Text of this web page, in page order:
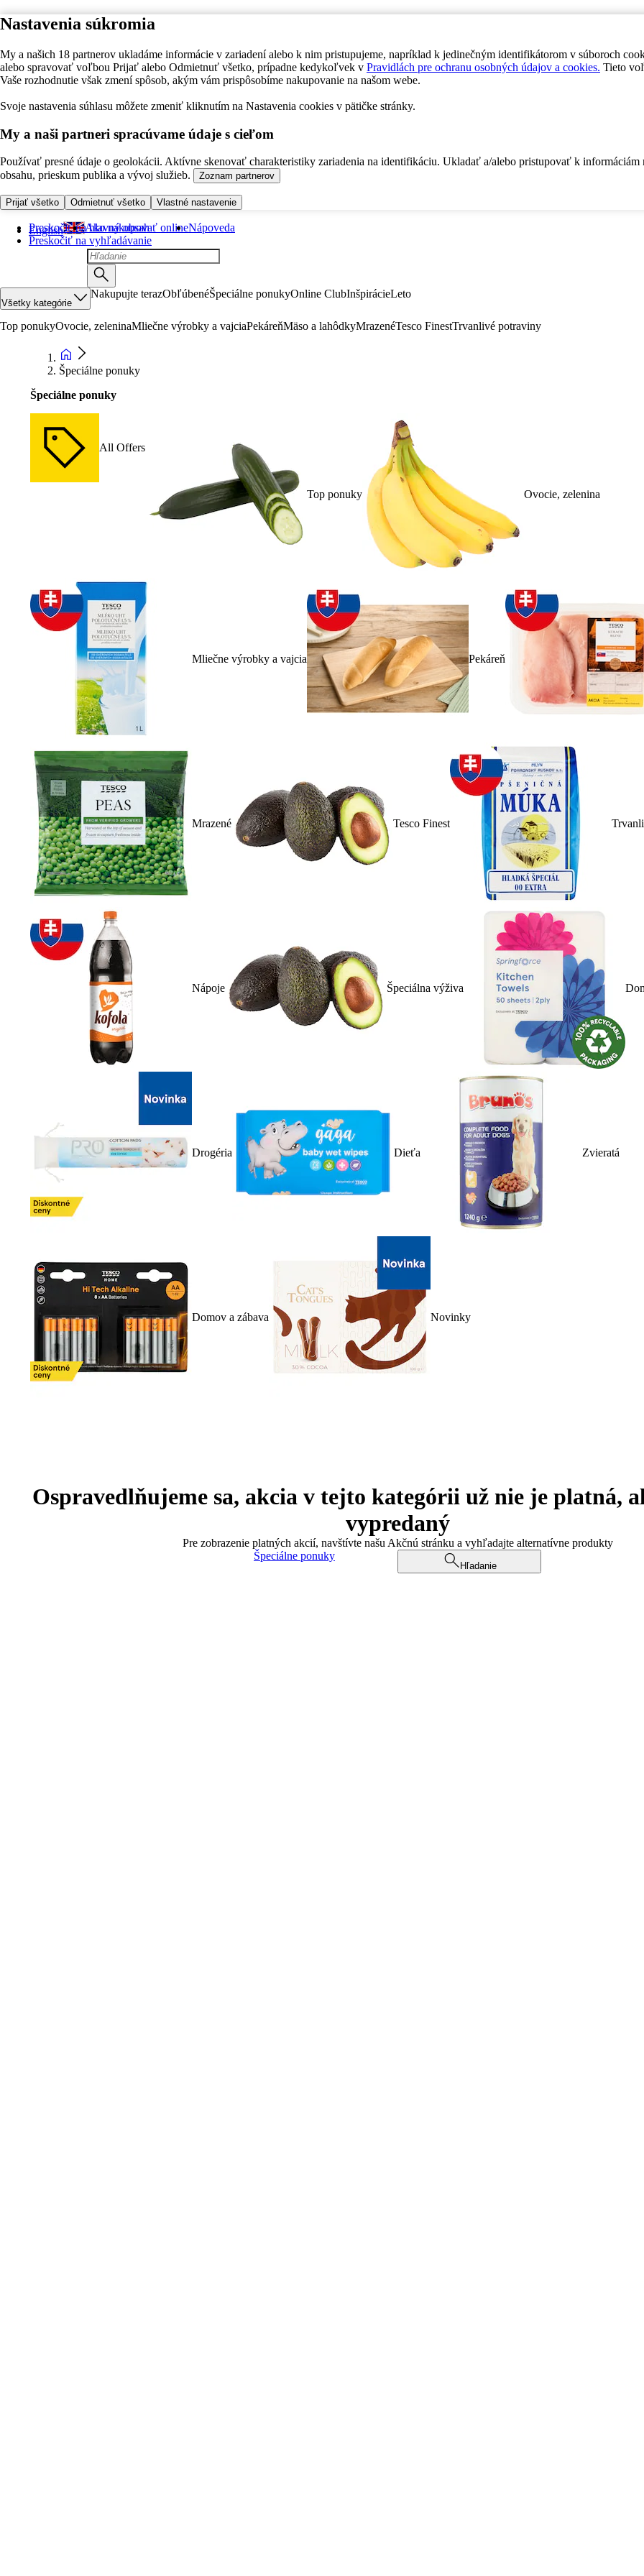
Nastavenia súkromia
My a našich 18 partnerov ukladáme informácie v zariadení alebo k nim pristupujeme, napríklad k jedinečným identifikátorom v súboroch
alebo spravovať voľbou Prijať alebo Odmietnuť všetko, prípadne kedykoľvek v Pravidlách pre ochranu osobných údajov a cookies. Tieto
Vaše rozhodnutie však zmení spôsob, akým vám prispôsobíme nakupovanie na našom webe.
Svoje nastavenia súhlasu môžete zmeniť kliknutím na Nastavenia cookies v pätičke stránky.
My a naši partneri spracúvame údaje s cieľom
Používať presné údaje o geolokácii. Aktívne skenovať charakteristiky zariadenia na identifikáciu. Ukladať a/alebo pristupovať k informáciám
obsahu, prieskum publika a vývoj služieb.
Zoznam partnerov
Prijať všetko Odmietnuť všetko Vlastné nastavenie
Preskočiť na hlavný obsah
Preskočiť na vyhľadávanie
English Ako nakupovať onlineNápoveda
Všetky kategórie
Nakupujte terazObľúbenéŠpeciálne ponukyOnline ClubInšpirácieLeto
Top ponukyOvocie, zeleninaMliečne výrobky a vajciaPekáreňMäso a lahôdkyMrazenéTesco FinestTrvanlivé potraviny
Špeciálne ponuky
Špeciálne ponuky
All Offers
Top ponuky Ovocie, zelenina
Mliečne výrobky a vajcia Pekáreň
Mrazené Tesco Finest
Nápoje Špeciálna výživa
Drogéria Dieťa Zvieratá
Domov a zábava Novinky
Ospravedlňujeme sa, akcia v tejto kategórii už nie je platná,
vypredaný
Pre zobrazenie platných akcií, navštívte našu Akčnú stránku a vyhľadajte alternatívne produkty
Špeciálne ponuky
Hľadanie